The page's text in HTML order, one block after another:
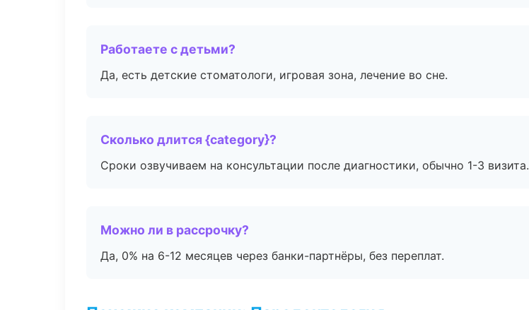
Работаете с детьми?
Да, есть детские стоматологи, игровая зона, лечение во сне.
Сколько длится {category}?
Сроки озвучиваем на консультации после диагностики, обычно 1-3 визита.
Можно ли в рассрочку?
Да, 0% на 6-12 месяцев через банки-партнёры, без переплат.